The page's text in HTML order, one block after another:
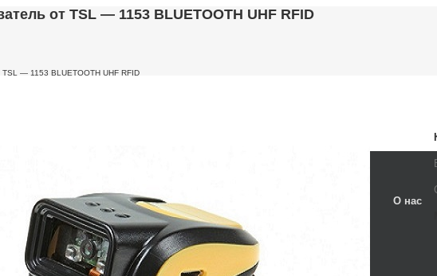
от TSL — 1153 BLUETOOTH UHF RFID
— 1153 BLUETOOTH UHF RFID
О нас